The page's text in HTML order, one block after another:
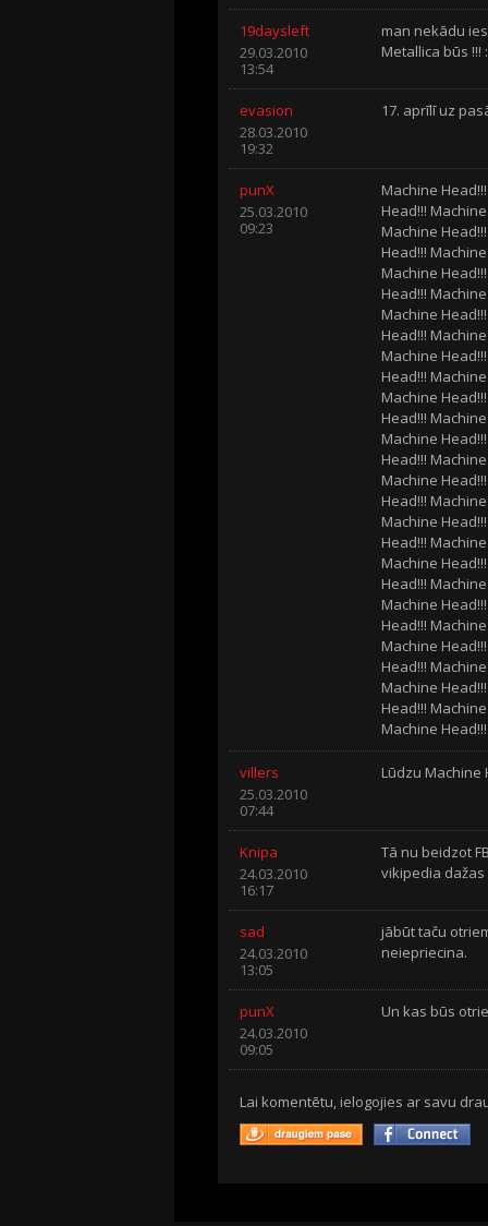
19daysleft
29.03.2010
13:54
man nekādu
Metallica būs !!!
evasion
28.03.2010
19:32
17. aprīlī uz
punX
25.03.2010
09:23
Machine
Head!!!
Machine
Head!!!
Machine
Head!!!
Machine
Head!!!
Machine
Head!!!
Machine
Head!!!
Machine
Head!!!
Machine
Head!!!
Machine
Head!!!
Machine
Head!!!
Machine
Head!!!
Machine
Head!!!
Machine
Head!!!
Machine
villers
25.03.2010
07:44
Lūdzu Machine
Knipa
24.03.2010
16:17
Tā nu beidzot
vikipedia dažas
sad
24.03.2010
13:05
jābūt taču
neiepriecina.
punX
24.03.2010
09:05
Un kas būs
Lai komentētu, ielogojies ar savu